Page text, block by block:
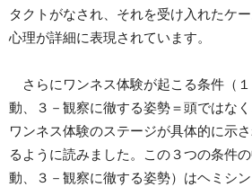
タクトがなされ、それを受け入れたケ
心理が詳細に表現されています。
さらにワンネス体験が起こる条件（
動、３－観察に徹する姿勢＝頭ではなく
ワンネス体験のステージが具体的に示
るように読みました。この３つの条件
動、３－観察に徹する姿勢）はヘミシ